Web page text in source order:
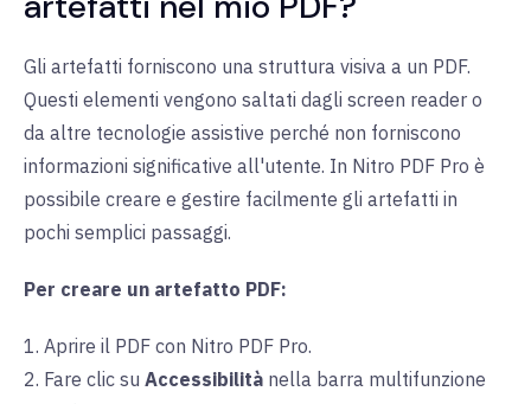
Gli artefatti forniscono una struttura visiva a un PDF.
Questi elementi vengono saltati dagli screen reader o
da altre tecnologie assistive perché non forniscono
informazioni significative all'utente. In Nitro PDF Pro è
possibile creare e gestire facilmente gli artefatti in
pochi semplici passaggi.
Per creare un artefatto PDF:
1. Aprire il PDF con Nitro PDF Pro.
2. Fare clic su Accessibilità nella barra multifunzione